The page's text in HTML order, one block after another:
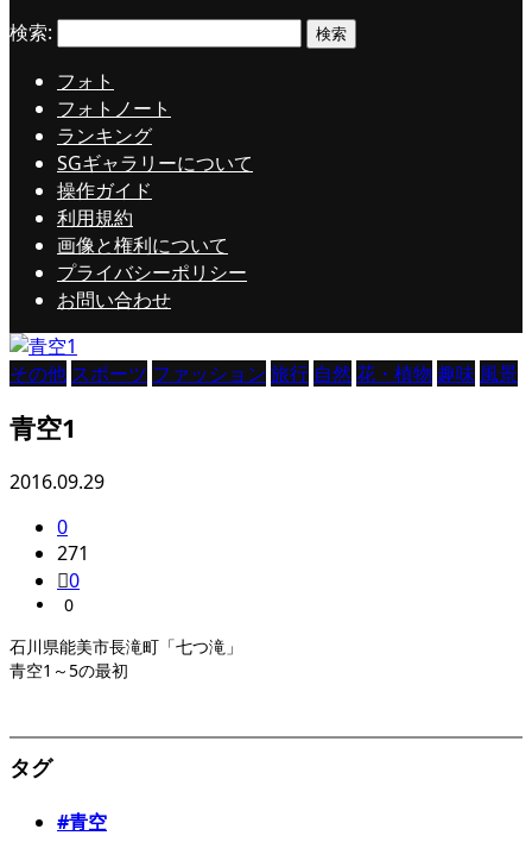
フォト
フォトノート
ランキング
SGギャラリーについて
操作ガイド
利用規約
画像と権利について
プライバシーポリシー
お問い合わせ
検索:
その他 スポーツ ファッション 旅行 自然 花・植物 趣味 風景
青空1
2016.09.29
0
271
0
0
石川県能美市長滝町「七つ滝」
青空1～5の最初
タグ
#青空